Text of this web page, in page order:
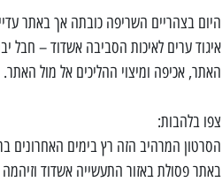
היום בצהריים השריפה כובתה אך באתר
איגוד ערים לאיכות הסביבה אשדוד – חבל
האתר, אכיפה ומיצוי ההליכים אל מול
צפו בלהבות:
הסרטון המרהיב הזה רץ בימים האחרונים
באתר פסולת באזור התעשייה אשדוד